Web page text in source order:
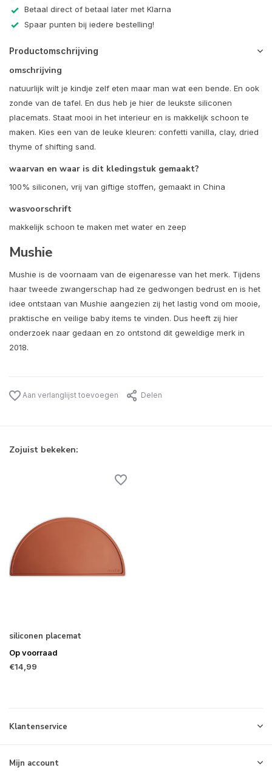
Betaal direct of betaal later met Klarna
Spaar punten bij iedere bestelling!
Productomschrijving
omschrijving
natuurlijk wilt je kindje zelf eten maar man wat een bende. En ook
zonde van de tafel. En dus heb je hier de leukste siliconen
placemats. Staat mooi in het interieur en is makkelijk schoon te
maken. Kies een van de leuke kleuren: confetti vanilla, clay, dried
thyme of shifting sand.
waarvan en waar is dit kledingstuk gemaakt?
100% siliconen, vrij van giftige stoffen, gemaakt in China
wasvoorschrift
makkelijk schoon te maken met water en zeep
Mushie
Mushie is de voornaam van de eigenaresse van het merk. Tijdens
haar tweede zwangerschap had ze gedwongen bedrust en is het
idee ontstaan van Mushie aangezien zij het lastig vond om mooie,
praktische en veilige baby items te vinden. Dus heeft zij hier
onderzoek naar gedaan en zo ontstond dit geweldige merk in
2018.
Aan verlanglijst toevoegen Delen
Zojuist bekeken:
siliconen placemat
Op voorraad
€14,99
Klantenservice
Mijn account